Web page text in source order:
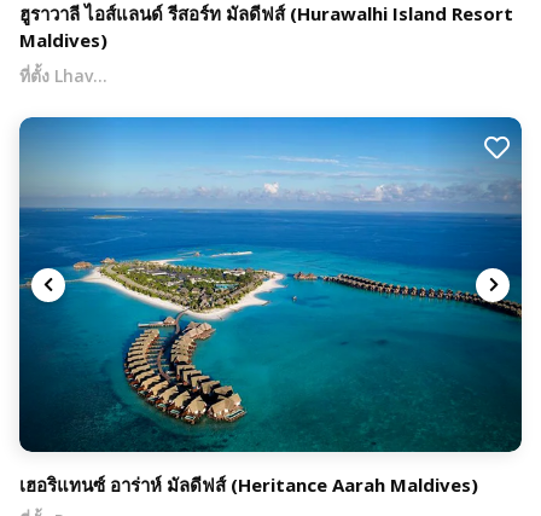
ฮูราวาลี ไอส์แลนด์ รีสอร์ท มัลดีฟส์ (Hurawalhi Island Resort
Maldives)
ที่ตั้ง Lhav…
เฮอริแทนซ์ อาร่าห์ มัลดีฟส์ (Heritance Aarah Maldives)